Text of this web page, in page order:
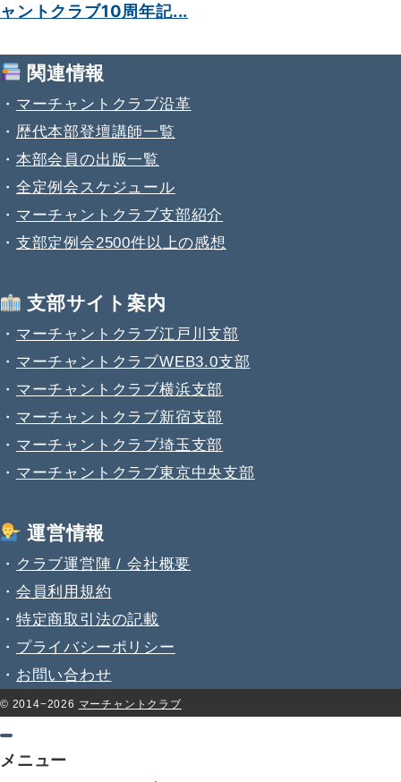
ャントクラブ10周年記...
関連情報
・ マーチャントクラブ沿革
・ 歴代本部登壇講師一覧
・ 本部会員の出版一覧
・ 全定例会スケジュール
・ マーチャントクラブ支部紹介
・ 支部定例会2500件以上の感想
支部サイト案内
・ マーチャントクラブ江戸川支部
・ マーチャントクラブWEB3.0支部
・ マーチャントクラブ横浜支部
・ マーチャントクラブ新宿支部
・ マーチャントクラブ埼玉支部
・ マーチャントクラブ東京中央支部
運営情報
・ クラブ運営陣 / 会社概要
・ 会員利用規約
・ 特定商取引法の記載
・ プライバシーポリシー
・ お問い合わせ
© 2014−2026 マーチャントクラブ
メニュー